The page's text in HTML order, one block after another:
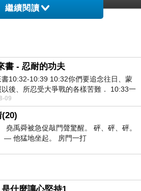
全世界訂房
Side Inn Shirahama) 的介
玩的，不妨可以看看喔！
飯店 (Beach Side Inn
繼續閱讀
書 - 忍耐的功夫
書10:32-10:39 10:32你們要追念往日、蒙
以後、所忍受大爭戰的各樣苦難． 10:33一
、遭患難、成了戲景、叫眾人
09
堯禹舜被急促敲門聲驚醒。 砰、砰、砰。
— 他猛地坐起。 房門一打